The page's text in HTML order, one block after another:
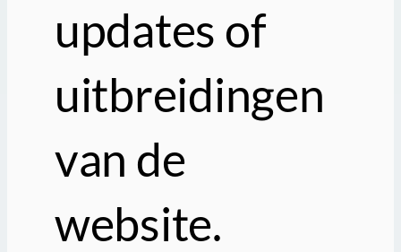
updates of
uitbreidingen
van de
website.